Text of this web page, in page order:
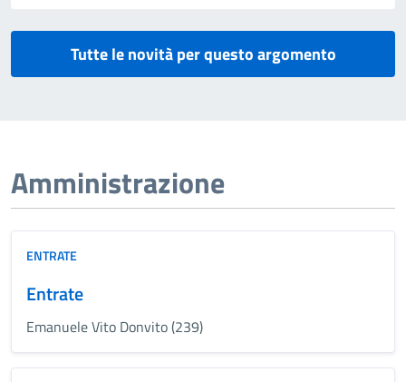
Tutte le novità per questo argomento
Amministrazione
ENTRATE
Entrate
Emanuele Vito Donvito (239)